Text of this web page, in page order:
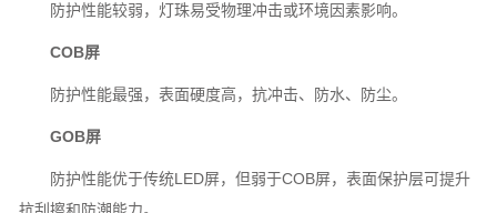
防护性能较弱，灯珠易受物理冲击或环境因素影响。
COB屏
防护性能最强，表面硬度高，抗冲击、防水、防尘。
GOB屏
防护性能优于传统LED屏，但弱于COB屏，表面保护层可提升